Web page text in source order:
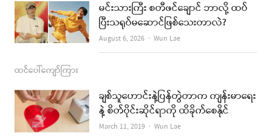
မင်းသားကြီး စတီဖင်ချောင် ဘာလို့ ထပ်
ပြီးသရုပ်မဆောင်ဖြစ်သေးတာလဲ?
August 6, 2026 Author
Wun Lae
ထင်ပေါ်ကျော်ကြား
ချစ်သူဟောင်းနဲ့ပြန်တွဲတာက ကျန်းမာရေး
နဲ့ စိတ်ပိုင်းဆိုင်ရာကို ထိခိုက်စေနိုင်
March 11, 2019 Author
Wun Lae